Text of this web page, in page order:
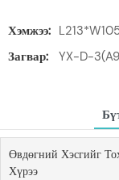
Хэмжээ:
Загвар:
YX-D-
Өвдөгний Хэсгийг
Хүрээ